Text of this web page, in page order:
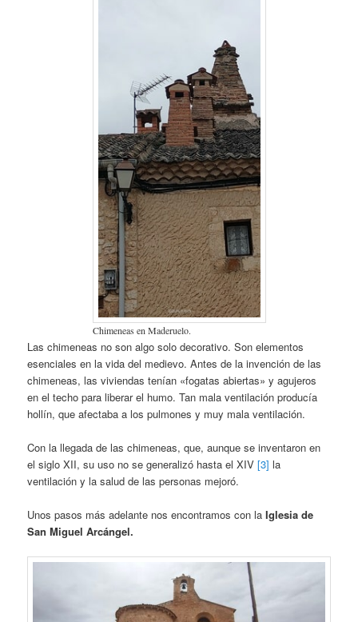
Chimeneas en Maderuelo.
Las chimeneas no son algo solo decorativo. Son elementos
esenciales en la vida del medievo. Antes de la invención de las
chimeneas, las viviendas tenían «fogatas abiertas» y agujeros
en el techo para liberar el humo. Tan mala ventilación producía
hollín, que afectaba a los pulmones y muy mala ventilación.
Con la llegada de las chimeneas, que, aunque se inventaron en
el siglo XII, su uso no se generalizó hasta el XIV [3] la
ventilación y la salud de las personas mejoró.
Unos pasos más adelante nos encontramos con laIglesia de
San Miguel Arcángel.